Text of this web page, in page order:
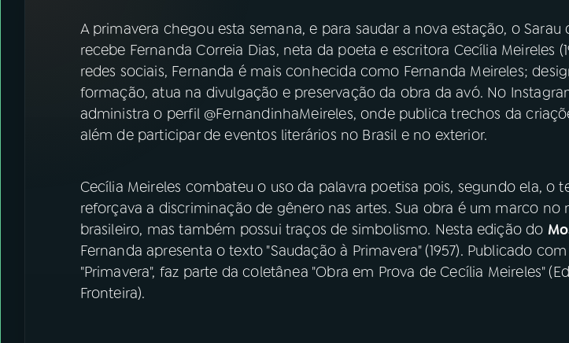
ACOMPANHE A RÁDIO NACIONAL
YouTube Facebook
Instagram X
A primavera chegou esta semana, e para saudar a nova estação, o Sarau
recebe Fernanda Correia Dias, neta da poeta e escritora Cecília Meireles
redes sociais, Fernanda é mais conhecida como Fernanda Meireles;
formação, atua na divulgação e preservação da obra da avó. No
administra o perfil @FernandinhaMeireles, onde publica trechos da
além de participar de eventos literários no Brasil e no exterior.
Cecília Meireles combateu o uso da palavra poetisa pois, segundo ela, o
reforçava a discriminação de gênero nas artes. Sua obra é um marco no
brasileiro, mas também possui traços de simbolismo. Nesta edição do
Fernanda apresenta o texto "Saudação à Primavera" (1957). Publicado
"Primavera", faz parte da coletânea "Obra em Prova de Cecília Meireles"
Fronteira).